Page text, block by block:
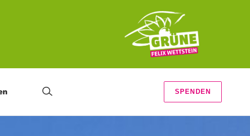
SPENDEN